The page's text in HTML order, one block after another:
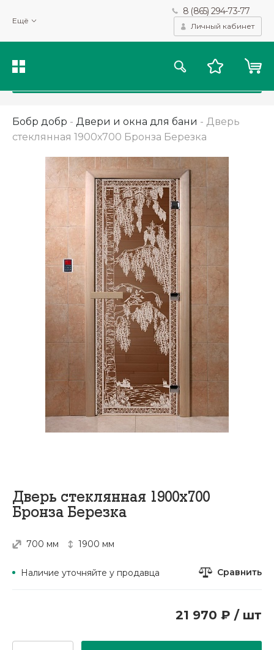
Ещё
8 (865) 294-73-77
Личный кабинет
Бобр добр - Двери и окна для бани - Дверь
стеклянная 1900х700 Бронза Березка
Дверь стеклянная 1900х700
Бронза Березка
700 мм 1900 мм
Наличие уточняйте у продавца Сравнить
21 970 ₽ / шт
Мы используем файлы cookie и другие подобные технологии
для получения данных с целью сбора статистики, повышения
качества рекомендаций и предоставления вам возможности
персонализированного просмотра.Подробнее